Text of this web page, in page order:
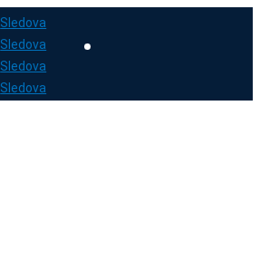
Sledova
Sledova
Sledova
Sledova